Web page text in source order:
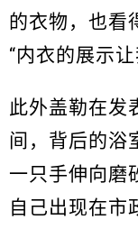
的衣物，也看
“内衣的展示
此外盖勒在发
间，背后的浴
一只手伸向磨
自己出现在市